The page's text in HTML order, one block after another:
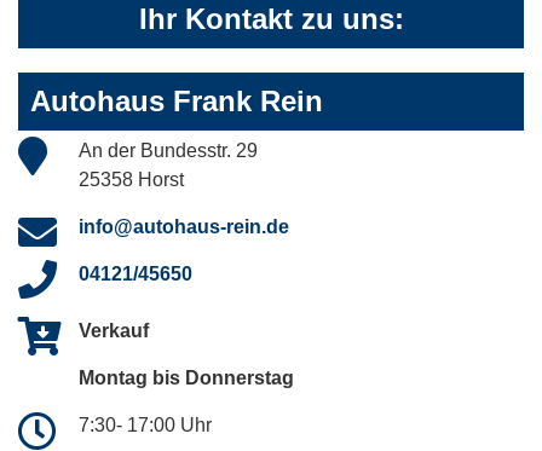
Ihr Kontakt zu uns:
Autohaus Frank Rein
An der Bundesstr. 29
25358 Horst
info@autohaus-rein.de
04121/45650
Verkauf
Montag bis Donnerstag
7:30- 17:00 Uhr